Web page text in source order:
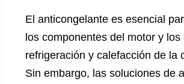
El anticongelante es esencial
los componentes del motor y los
refrigeración y calefacción de la
Sin embargo, las soluciones de